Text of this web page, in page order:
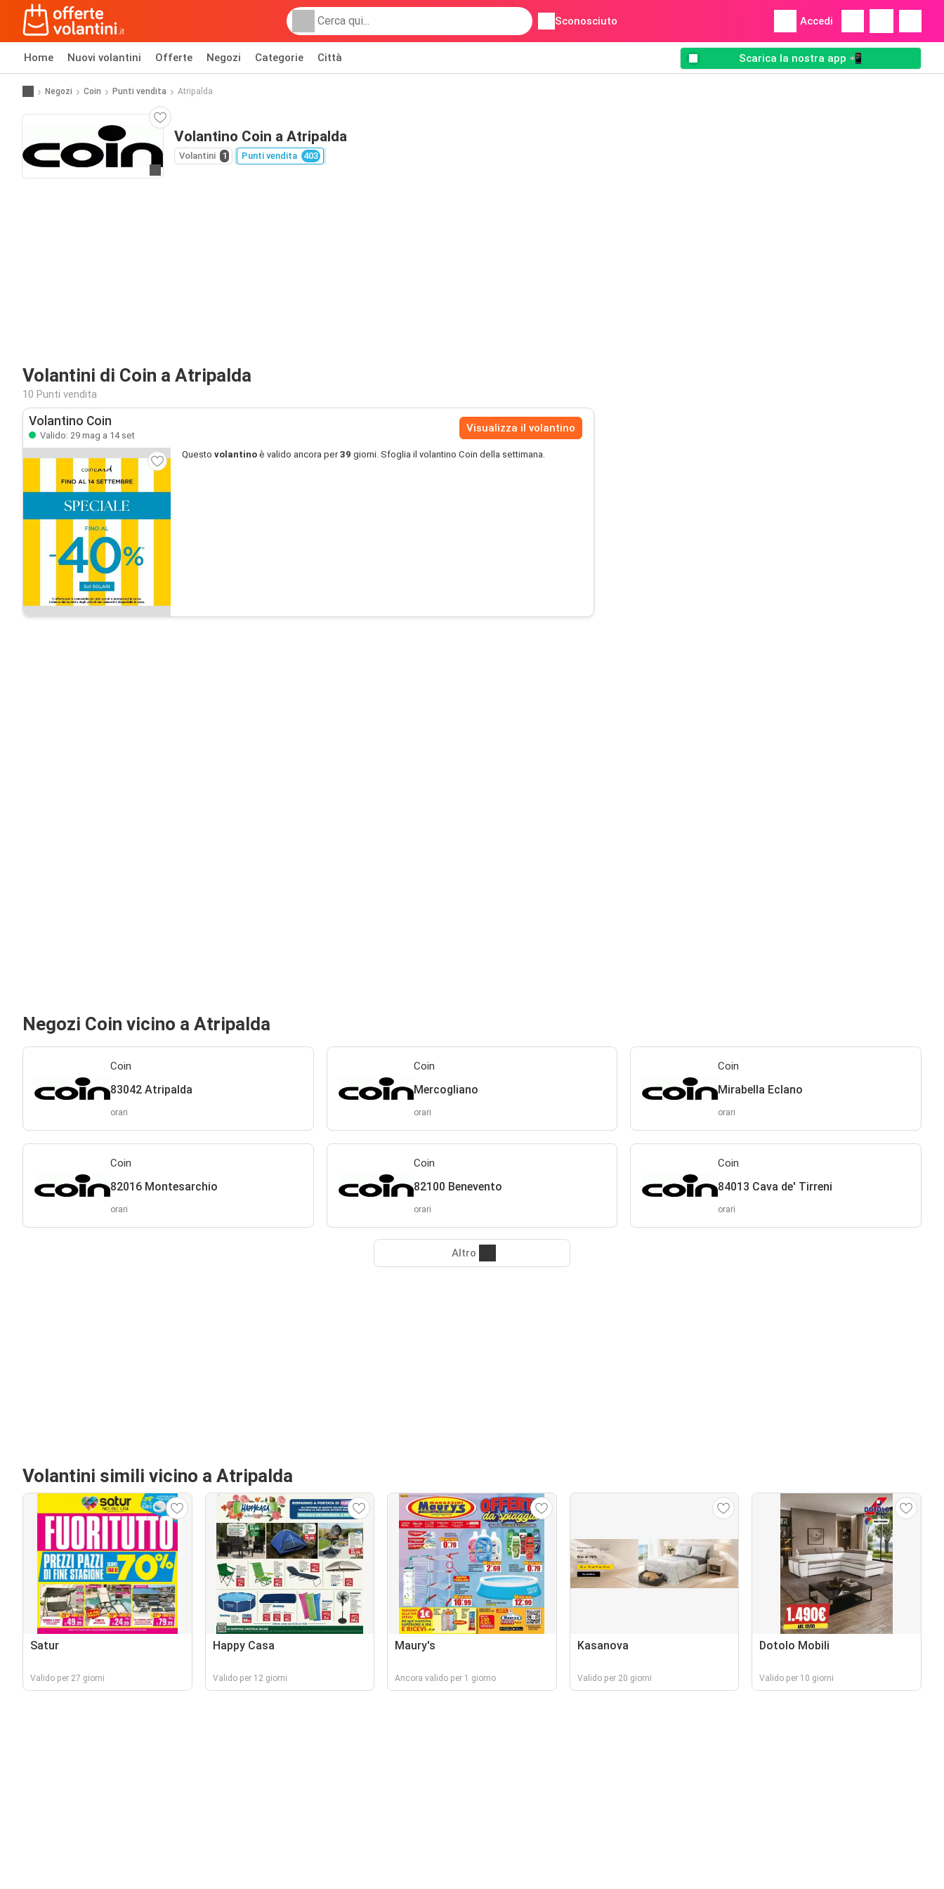
Sconosciuto Accedi
Home Nuovi volantini Offerte Negozi Categorie Città Scarica la nostra app 📲
Negozi Coin Punti vendita Atripalda
Vai al sito web
Volantino Coin a Atripalda
Volantini 1 Punti vendita 403
Volantini di Coin a Atripalda
10 Punti vendita
Volantino Coin
Valido: 29 mag a 14 set
Visualizza il volantino
Questo volantino è valido ancora per39 giorni. Sfoglia il volantino Coin della settimana.
Negozi Coin vicino a Atripalda
Coin
83042 Atripalda
orari
Coin
Mercogliano
orari
Coin
Mirabella Eclano
orari
Coin
82016 Montesarchio
orari
Coin
82100 Benevento
orari
Coin
84013 Cava de' Tirreni
orari
Altro
Volantini simili vicino a Atripalda
Satur
Valido per 27 giorni
Happy Casa
Valido per 12 giorni
Maury's
Ancora valido per 1 giorno
Kasanova
Valido per 20 giorni
Dotolo Mobili
Valido per 10 giorni